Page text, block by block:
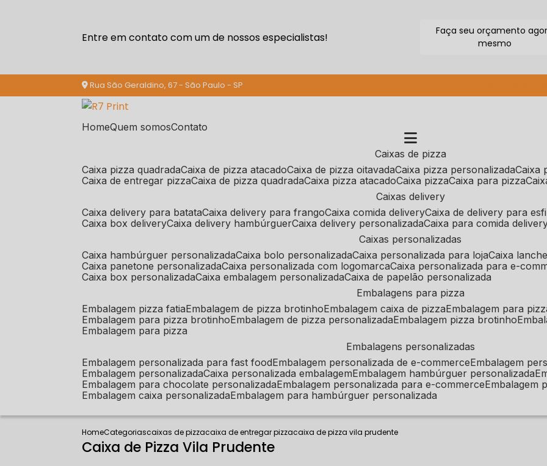
Entre em contato com um de nossos especialistas!
Faça seu orçamento
mesmo
Rua São Geraldino, 67 - São Paulo - SP
Home Quem somos Contato
caixas de pizza
caixa pizza quadrada caixa de pizza atacado caixa de pizza oitavada caixa pizza personalizada
caixa de entregar pizza caixa de pizza quadrada caixa pizza atacado caixa pizza caixa para pizza
caixas delivery
caixa delivery para batata caixa delivery para frango caixa comida delivery caixa de delivery para
caixa box delivery caixa delivery hambúrguer caixa delivery personalizada caixa para comida
caixas personalizadas
caixa hambúrguer personalizada caixa bolo personalizada caixa personalizada para loja caixa
caixa panetone personalizada caixa personalizada com logomarca caixa personalizada para e-
caixa box personalizada caixa embalagem personalizada caixa de papelão personalizada
embalagens para pizza
embalagem pizza fatia embalagem de pizza brotinho embalagem caixa de pizza embalagem para
embalagem para pizza brotinho embalagem de pizza personalizada embalagem pizza brotinho
embalagem para pizza
embalagens personalizadas
embalagem personalizada para fast food embalagem personalizada de e-commerce embalagem
embalagem personalizada caixa personalizada embalagem embalagem hambúrguer personalizada
embalagem para chocolate personalizada embalagem personalizada para e-commerce embalagem
embalagem caixa personalizada embalagem para hambúrguer personalizada
HomeCategoriascaixas de pizzacaixa de entregar pizzacaixa de pizza vila prudente
Caixa de Pizza Vila Prudente